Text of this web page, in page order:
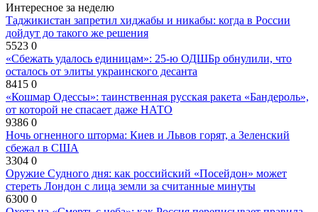
Интересное за неделю
Таджикистан запретил хиджабы и никабы: когда в России
дойдут до такого же решения
5523 0
«Сбежать удалось единицам»: 25-ю ОДШБр обнулили, что
осталось от элиты украинского десанта
8415 0
«Кошмар Одессы»: таинственная русская ракета «Бандероль»,
от которой не спасает даже НАТО
9386 0
Ночь огненного шторма: Киев и Львов горят, а Зеленский
сбежал в США
3304 0
Оружие Судного дня: как российский «Посейдон» может
стереть Лондон с лица земли за считанные минуты
6300 0